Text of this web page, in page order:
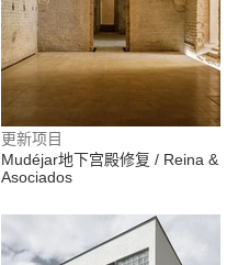
更新项目
Mudéjar地下宫殿修复 / Reina &
Asociados